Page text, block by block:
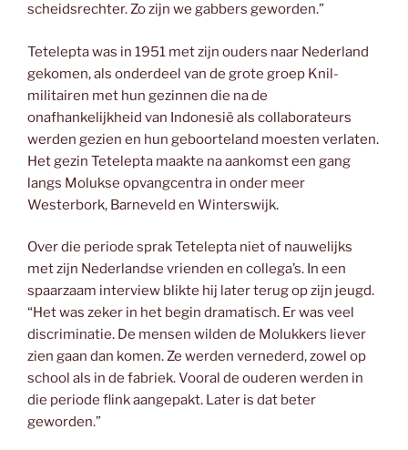
scheidsrechter. Zo zijn we gabbers geworden.”
Tetelepta was in 1951 met zijn ouders naar Nederland
gekomen, als onderdeel van de grote groep Knil-
militairen met hun gezinnen die na de
onafhankelijkheid van Indonesië als collaborateurs
werden gezien en hun geboorteland moesten verlaten.
Het gezin Tetelepta maakte na aankomst een gang
langs Molukse opvangcentra in onder meer
Westerbork, Barneveld en Winterswijk.
Over die periode sprak Tetelepta niet of nauwelijks
met zijn Nederlandse vrienden en collega’s. In een
spaarzaam interview blikte hij later terug op zijn jeugd.
“Het was zeker in het begin dramatisch. Er was veel
discriminatie. De mensen wilden de Molukkers liever
zien gaan dan komen. Ze werden vernederd, zowel op
school als in de fabriek. Vooral de ouderen werden in
die periode flink aangepakt. Later is dat beter
geworden.”